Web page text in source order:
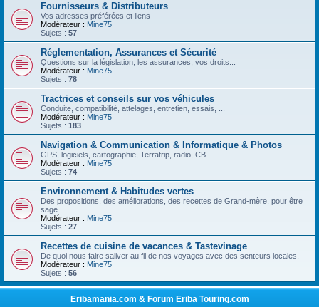
Fournisseurs & Distributeurs
Vos adresses préférées et liens
Modérateur : Mine75
Sujets : 57
Réglementation, Assurances et Sécurité
Questions sur la législation, les assurances, vos droits...
Modérateur : Mine75
Sujets : 78
Tractrices et conseils sur vos véhicules
Conduite, compatibilité, attelages, entretien, essais, ...
Modérateur : Mine75
Sujets : 183
Navigation & Communication & Informatique & Photos
GPS, logiciels, cartographie, Terratrip, radio, CB...
Modérateur : Mine75
Sujets : 74
Environnement & Habitudes vertes
Des propositions, des améliorations, des recettes de Grand-mère, pour être
sage.
Modérateur : Mine75
Sujets : 27
Recettes de cuisine de vacances & Tastevinage
De quoi nous faire saliver au fil de nos voyages avec des senteurs locales.
Modérateur : Mine75
Sujets : 56
Eribamania.com & Forum Eriba Touring.com